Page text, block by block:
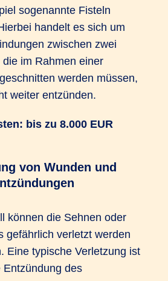
sogenannte Fisteln
handelt es sich um
zwischen zwei
im Rahmen einer
werden müssen,
weiter entzünden.
bis zu 8.000 EUR
von Wunden und
können die Sehnen oder
gefährlich verletzt werden
Eine typische Verletzung ist
des